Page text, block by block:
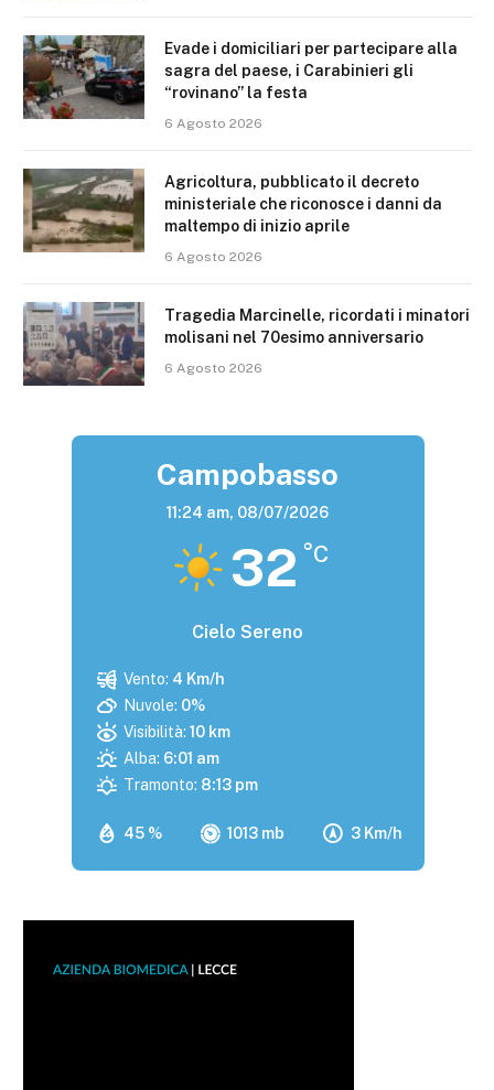
Evade i domiciliari per partecipare alla
sagra del paese, i Carabinieri gli
“rovinano” la festa
6 Agosto 2026
Agricoltura, pubblicato il decreto
ministeriale che riconosce i danni da
maltempo di inizio aprile
6 Agosto 2026
Tragedia Marcinelle, ricordati i minatori
molisani nel 70esimo anniversario
6 Agosto 2026
Campobasso
11:24 am, 08/07/2026
32 °C
Cielo Sereno
45 % 1013 mb 3 Km/h
Vento: 4 Km/h
Nuvole: 0%
Visibilità: 10 km
Alba: 6:01 am
Tramonto: 8:13 pm